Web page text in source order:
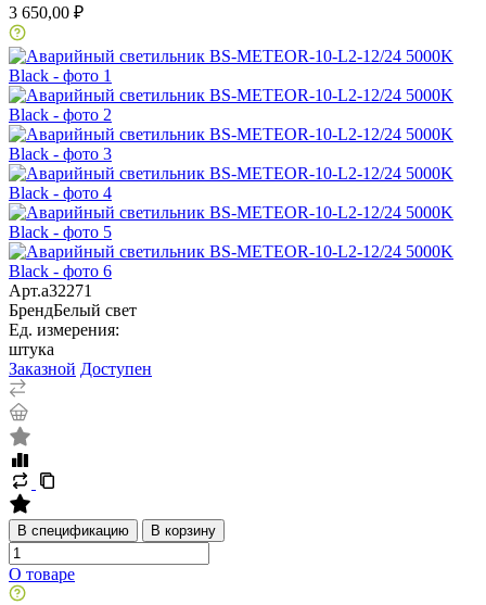
3 650,00 ₽
Арт.a32271
БрендБелый свет
Ед. измерения:
штука
Заказной Доступен
В спецификацию В корзину
О товаре